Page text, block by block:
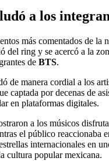
a los
más comentados de la
del ring y se acercó a la
de BTS.
de manera cordial a los
captada por decenas de
en plataformas digitales.
a los músicos
el público reaccionaba
internacionales en
cultura popular mexicana.